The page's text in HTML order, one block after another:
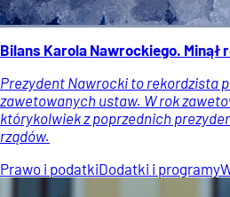
Bilans Karola Nawrockiego. Minął
Prezydent Nawrocki to rekordzista
zawetowanych ustaw. W rok
którykolwiek z poprzednich
rządów.
Prawo i podatkiDodatki i programy